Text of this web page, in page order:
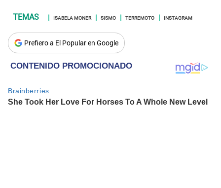
ISABELA MONER SISMO TERREMOTO INSTAGRAM
Prefiero a El Popular en Google